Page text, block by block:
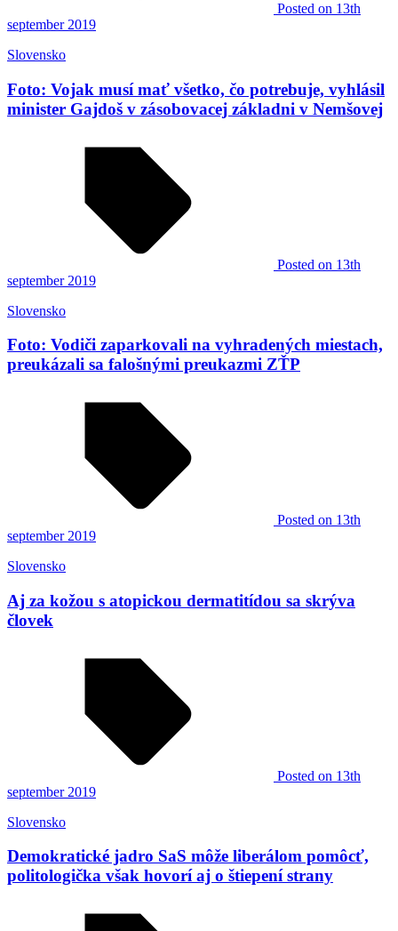
Posted on 13th
september 2019
Slovensko
Foto: Vojak musí mať všetko, čo potrebuje, vyhlásil
minister Gajdoš v zásobovacej základni v Nemšovej
Posted on 13th
september 2019
Slovensko
Foto: Vodiči zaparkovali na vyhradených miestach,
preukázali sa falošnými preukazmi ZŤP
Posted on 13th
september 2019
Slovensko
Aj za kožou s atopickou dermatitídou sa skrýva
človek
Posted on 13th
september 2019
Slovensko
Demokratické jadro SaS môže liberálom pomôcť,
politologička však hovorí aj o štiepení strany